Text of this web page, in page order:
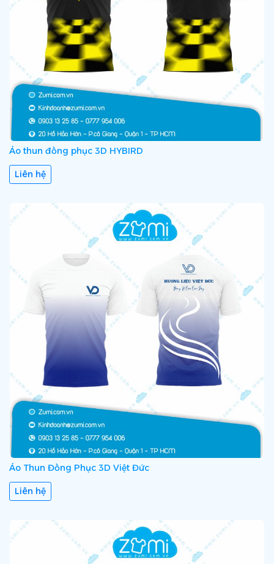
Áo thun đồng phục 3D HYBIRD
Liên hệ
Áo Thun Đồng Phục 3D Việt Đức
Liên hệ